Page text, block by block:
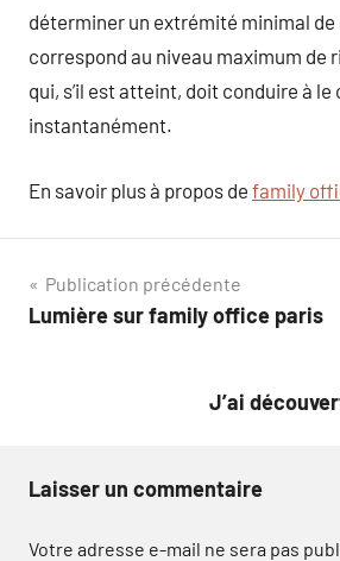
déterminer un extrémité minimal de
correspond au niveau maximum de
qui, s’il est atteint, doit conduire à le
instantanément.
En savoir plus à propos de family
Navigation
de
Publication précédente
Lumière sur family office paris
J’ai
Laisser un commentaire
Votre adresse e-mail ne sera pas